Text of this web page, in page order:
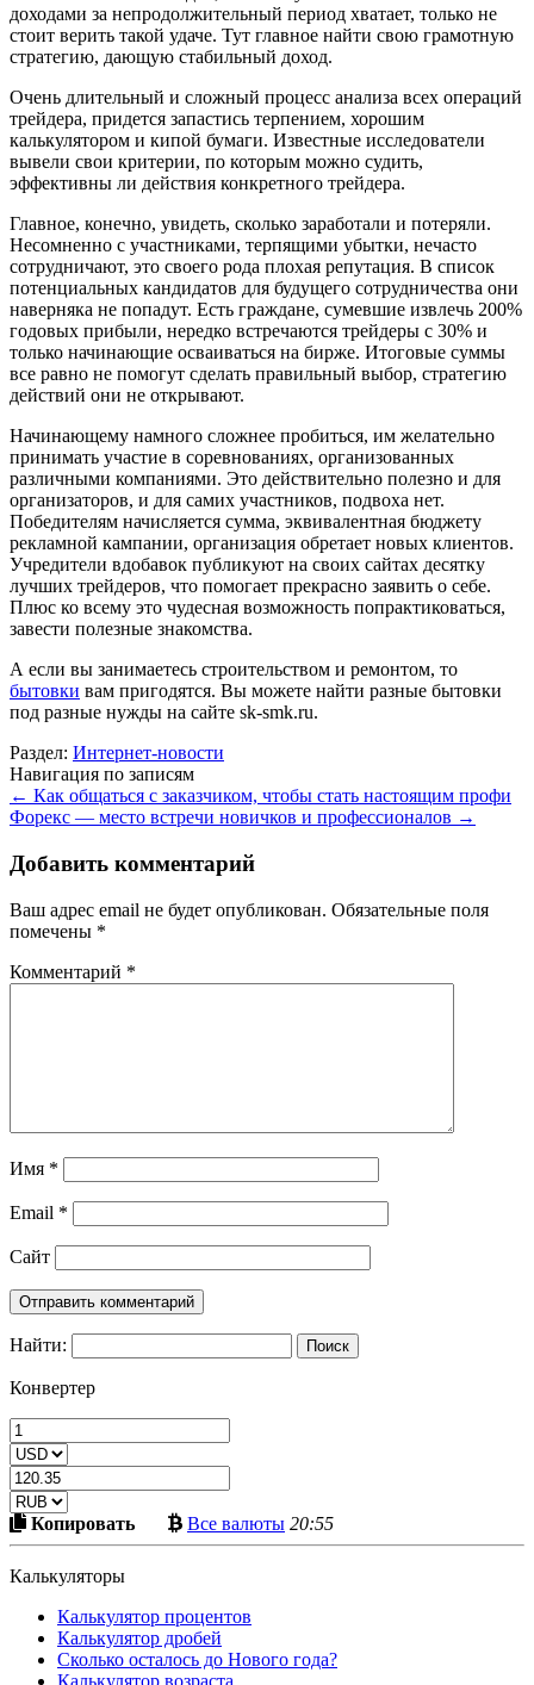
доходами за непродолжительный период хватает, только не
стоит верить такой удаче. Тут главное найти свою грамотную
стратегию, дающую стабильный доход.
Очень длительный и сложный процесс анализа всех операций
трейдера, придется запастись терпением, хорошим
калькулятором и кипой бумаги. Известные исследователи
вывели свои критерии, по которым можно судить,
эффективны ли действия конкретного трейдера.
Главное, конечно, увидеть, сколько заработали и потеряли.
Несомненно с участниками, терпящими убытки, нечасто
сотрудничают, это своего рода плохая репутация. В список
потенциальных кандидатов для будущего сотрудничества они
наверняка не попадут. Есть граждане, сумевшие извлечь 200%
годовых прибыли, нередко встречаются трейдеры с 30% и
только начинающие осваиваться на бирже. Итоговые суммы
все равно не помогут сделать правильный выбор, стратегию
действий они не открывают.
Начинающему намного сложнее пробиться, им желательно
принимать участие в соревнованиях, организованных
различными компаниями. Это действительно полезно и для
организаторов, и для самих участников, подвоха нет.
Победителям начисляется сумма, эквивалентная бюджету
рекламной кампании, организация обретает новых клиентов.
Учредители вдобавок публикуют на своих сайтах десятку
лучших трейдеров, что помогает прекрасно заявить о себе.
Плюс ко всему это чудесная возможность попрактиковаться,
завести полезные знакомства.
А если вы занимаетесь строительством и ремонтом, то
бытовки вам пригодятся. Вы можете найти разные бытовки
под разные нужды на сайте sk-smk.ru.
Раздел: Интернет-новости
Навигация по записям
← Как общаться с заказчиком, чтобы стать настоящим профи
Форекс — место встречи новичков и профессионалов →
Добавить комментарий
Ваш адрес email не будет опубликован. Обязательные поля
помечены *
Комментарий *
Имя *
Email *
Сайт
Найти:
Конвертер
КопироватьСкопировать
в
Все валютыБольше
криптовалют
20:55
Калькуляторы
Калькулятор процентов
Калькулятор дробей
Сколько осталось до Нового года?
Калькулятор возраста